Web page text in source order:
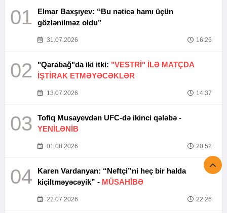
01
Elmar Baxşıyev: “Bu nəticə hamı üçün
gözlənilməz oldu”
31.07.2026 16:26
02 "Qarabağ"da iki itki: "VESTRİ" İLƏ MATÇDA
İŞTİRAK ETMƏYƏCƏKLƏR
13.07.2026 14:37
03
Tofiq Musayevdən UFC-də ikinci qələbə -
YENİLƏNİB
01.08.2026 20:52
04
Karen Vardanyan: “Neftçi”ni heç bir halda
kiçiltməyəcəyik” - MÜSAHİBƏ
22.07.2026 22:26